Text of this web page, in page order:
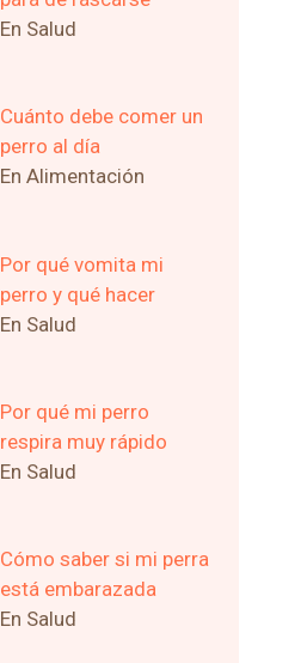
En Salud
Cuánto debe comer un
perro al día
En Alimentación
Por qué vomita mi
perro y qué hacer
En Salud
Por qué mi perro
respira muy rápido
En Salud
Cómo saber si mi perra
está embarazada
En Salud